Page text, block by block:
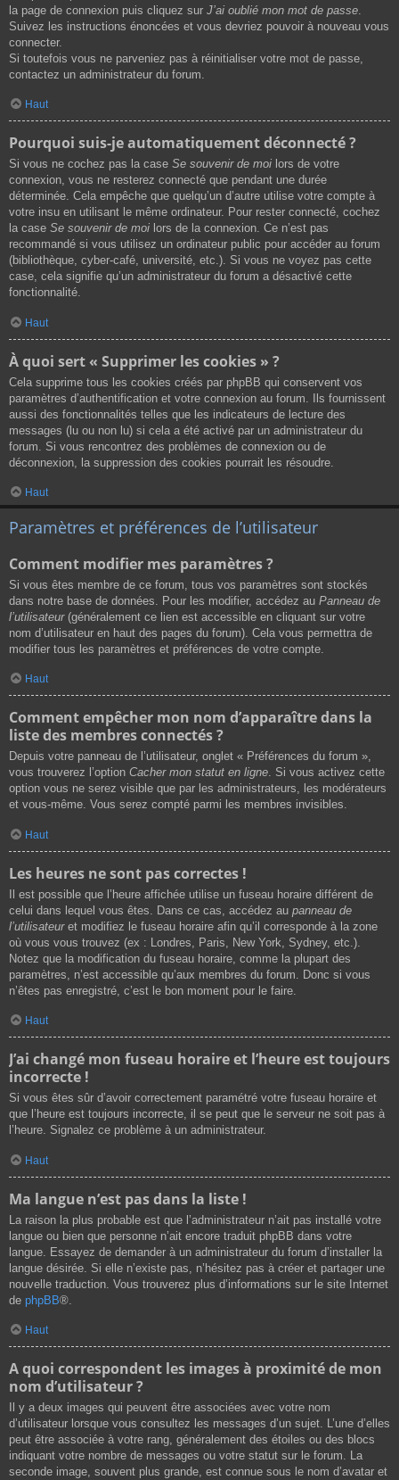
la page de connexion puis cliquez sur J’ai oublié mon mot de passe
Suivez les instructions énoncées et vous devriez pouvoir à nouveau vous
connecter.
Si toutefois vous ne parveniez pas à réinitialiser votre mot de passe,
contactez un administrateur du forum.
Haut
Pourquoi suis-je automatiquement déconnecté ?
Si vous ne cochez pas la case Se souvenir de moi lors de votre
connexion, vous ne resterez connecté que pendant une durée
déterminée. Cela empêche que quelqu’un d’autre utilise votre compte à
votre insu en utilisant le même ordinateur. Pour rester connecté, cochez
la case Se souvenir de moi lors de la connexion. Ce n’est pas
recommandé si vous utilisez un ordinateur public pour accéder au forum
(bibliothèque, cyber-café, université, etc.). Si vous ne voyez pas cette
case, cela signifie qu’un administrateur du forum a désactivé cette
fonctionnalité.
Haut
À quoi sert « Supprimer les cookies » ?
Cela supprime tous les cookies créés par phpBB qui conservent vos
paramètres d’authentification et votre connexion au forum. Ils fournissent
aussi des fonctionnalités telles que les indicateurs de lecture des
messages (lu ou non lu) si cela a été activé par un administrateur du
forum. Si vous rencontrez des problèmes de connexion ou de
déconnexion, la suppression des cookies pourrait les résoudre.
Haut
Paramètres et préférences de l’utilisateur
Comment modifier mes paramètres ?
Si vous êtes membre de ce forum, tous vos paramètres sont stockés
dans notre base de données. Pour les modifier, accédez au Panneau de
l’utilisateur(généralement ce lien est accessible en cliquant sur votre
nom d’utilisateur en haut des pages du forum). Cela vous permettra de
modifier tous les paramètres et préférences de votre compte.
Haut
Comment empêcher mon nom d’apparaître dans la
liste des membres connectés ?
Depuis votre panneau de l’utilisateur, onglet « Préférences du forum »,
vous trouverez l’option Cacher mon statut en ligne. Si vous activez cette
option vous ne serez visible que par les administrateurs, les modérateurs
et vous-même. Vous serez compté parmi les membres invisibles.
Haut
Les heures ne sont pas correctes !
Il est possible que l’heure affichée utilise un fuseau horaire différent de
celui dans lequel vous êtes. Dans ce cas, accédez au panneau de
l’utilisateuret modifiez le fuseau horaire afin qu’il corresponde à la zone
où vous vous trouvez (ex : Londres, Paris, New York, Sydney, etc.).
Notez que la modification du fuseau horaire, comme la plupart des
paramètres, n’est accessible qu’aux membres du forum. Donc si vous
n’êtes pas enregistré, c’est le bon moment pour le faire.
Haut
J’ai changé mon fuseau horaire et l’heure est toujours
incorrecte !
Si vous êtes sûr d’avoir correctement paramétré votre fuseau horaire et
que l’heure est toujours incorrecte, il se peut que le serveur ne soit pas à
l’heure. Signalez ce problème à un administrateur.
Haut
Ma langue n’est pas dans la liste !
La raison la plus probable est que l’administrateur n’ait pas installé votre
langue ou bien que personne n’ait encore traduit phpBB dans votre
langue. Essayez de demander à un administrateur du forum d’installer la
langue désirée. Si elle n’existe pas, n’hésitez pas à créer et partager une
nouvelle traduction. Vous trouverez plus d’informations sur le site Internet
de phpBB®.
Haut
A quoi correspondent les images à proximité de mon
nom d’utilisateur ?
Il y a deux images qui peuvent être associées avec votre nom
d’utilisateur lorsque vous consultez les messages d’un sujet. L’une d’elles
peut être associée à votre rang, généralement des étoiles ou des blocs
indiquant votre nombre de messages ou votre statut sur le forum. La
seconde image, souvent plus grande, est connue sous le nom d’avatar et